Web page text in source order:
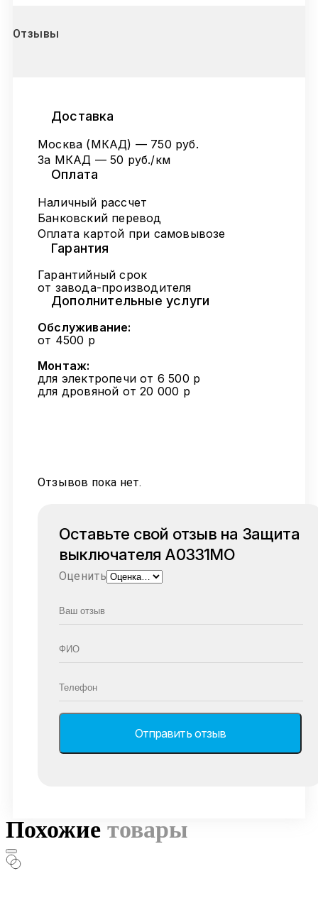
Отзывы
Доставка
Москва (МКАД) — 750 руб.
За МКАД — 50 руб./км
Оплата
Наличный рассчет
Банковский перевод
Оплата картой при самовывозе
Гарантия
Гарантийный срок
от завода-производителя
Дополнительные услуги
Обслуживание:
от 4500 р
Монтаж:
для электропечи от 6 500 р
для дровяной от 20 000 р
Отзывов пока нет.
Оставьте свой отзыв на Защита
выключателя A0331MO
Оценить
Похожие товары